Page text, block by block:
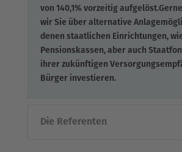
von 140,1% vorzeitig
wir Sie über alternative
denen staatlichen Einrichtungen,
Pensionskassen, aber auch
ihrer zukünftigen
Bürger investieren.
Die Referenten